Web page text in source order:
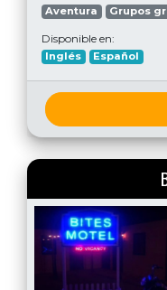
Aventura Grupos
Disponible en:
Inglés Español